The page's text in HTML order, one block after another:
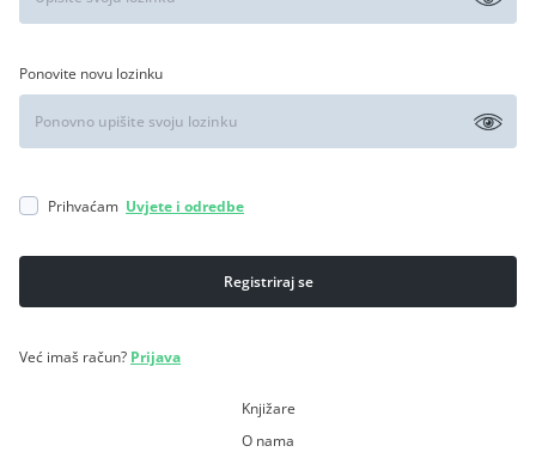
Ponovite novu lozinku
Prihvaćam Uvjete i odredbe
Već imaš račun? Prijava
Knjižare
O nama